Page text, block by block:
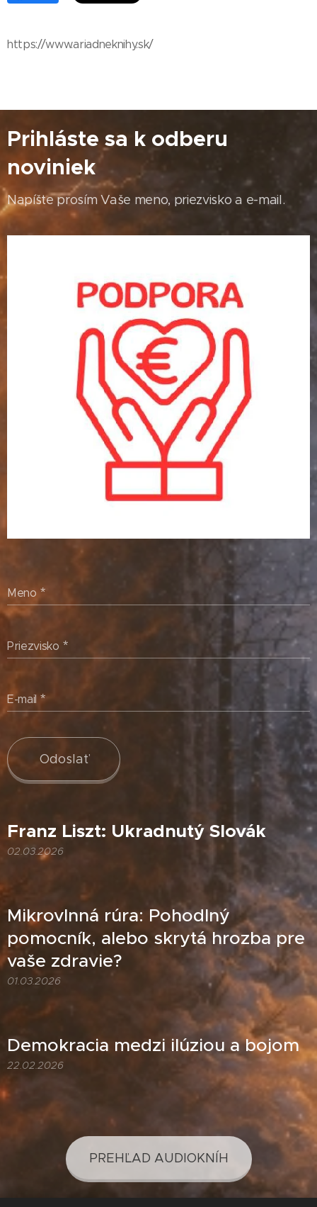
https://www.ariadneknihy.sk/
Prihláste sa k odberu
noviniek
Napíšte prosím Vaše meno, priezvisko a e-mail.
Meno
Priezvisko
E-mail
Odoslať
Franz Liszt: Ukradnutý Slovák
02.03.2026
Mikrovlnná rúra: Pohodlný
pomocník, alebo skrytá hrozba pre
vaše zdravie?
01.03.2026
Demokracia medzi ilúziou a bojom
22.02.2026
PREHĽAD AUDIOKNÍH